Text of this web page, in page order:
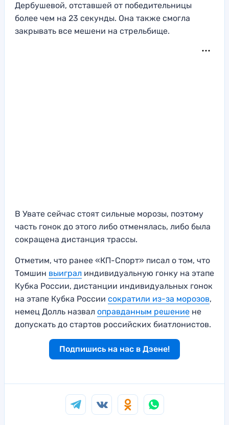
Дербушевой, отставшей от победительницы
более чем на 23 секунды. Она также смогла
закрывать все мешени на стрельбище.
В Увате сейчас стоят сильные морозы, поэтому
часть гонок до этого либо отменялась, либо была
сокращена дистанция трассы.
Отметим, что ранее «КП-Спорт» писал о том, что
Томшин выиграл индивидуальную гонку на этапе
Кубка России, дистанции индивидуальных гонок
на этапе Кубка России сократили из-за морозов,
немец Долль назвал оправданным решение не
допускать до стартов российских биатлонистов.
Подпишись на нас в Дзене!